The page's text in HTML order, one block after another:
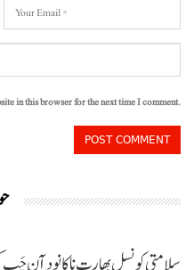
in this browser for the next time I comment.